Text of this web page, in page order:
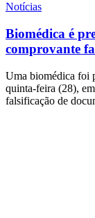
Notícias
Biomédica é
comprovante
Uma biomédica foi
quinta-feira (28),
falsificação de